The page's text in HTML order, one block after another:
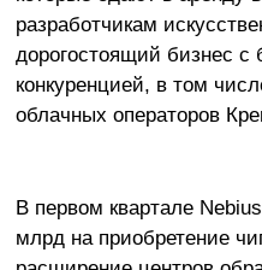
разработчикам
дорогостоящий бизнес с
конкуренцией, в том
облачных операторов
В первом квартале
млрд на приобретение